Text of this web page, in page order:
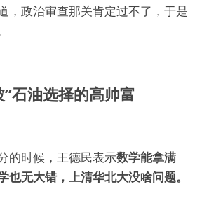
，政治审查那关肯定过不了，于是
”石油选择的高帅富
的时候，王德民表示数学能拿满
也无大错，上清华北大没啥问题。